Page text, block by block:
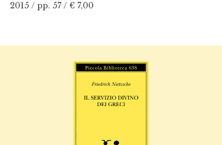
2015 / pp. 57 / € 7,00